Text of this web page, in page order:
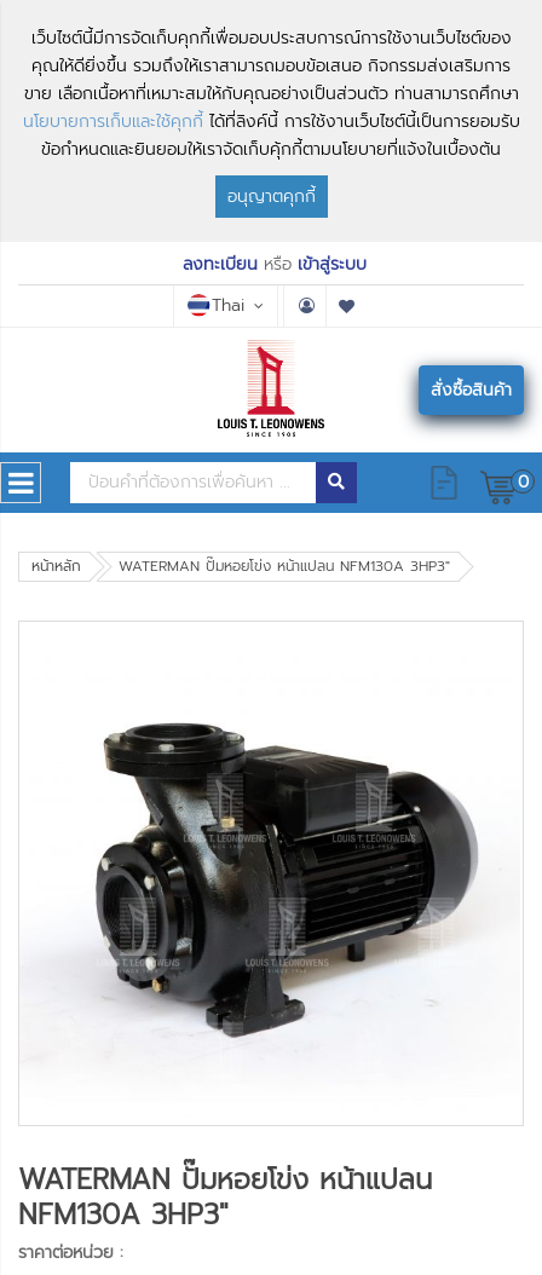
เว็บไซต์นี้มีการจัดเก็บคุกกี้เพื่อมอบประสบการณ์การใช้งานเว็บไซต์ของ
คุณให้ดียิ่งขึ้น รวมถึงให้เราสามารถมอบข้อเสนอ กิจกรรมส่งเสริมการ
ขาย เลือกเนื้อหาที่เหมาะสมให้กับคุณอย่างเป็นส่วนตัว ท่านสามารถศึกษา
นโยบายการเก็บและใช้คุกกี้ ได้ที่ลิงค์นี้ การใช้งานเว็บไซต์นี้เป็นการยอมรับ
ข้อกำหนดและยินยอมให้เราจัดเก็บคุ้กกี้ตามนโยบายที่แจ้งในเบื้องต้น
อนุญาตคุกกี้
ลงทะเบียนหรือ เข้าสู่ระบบ
Thai
สั่งซื้อสินค้า
0
หน้าหลัก WATERMAN ปั๊มหอยโข่ง หน้าแปลน NFM130A 3HP3"
WATERMAN ปั๊มหอยโข่ง หน้าแปลน
NFM130A 3HP3"
ราคาต่อหน่วย :